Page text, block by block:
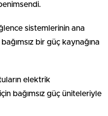
sistemlerinin ana
bir güç kaynağına
elektrik
bağımsız güç üniteleriyle